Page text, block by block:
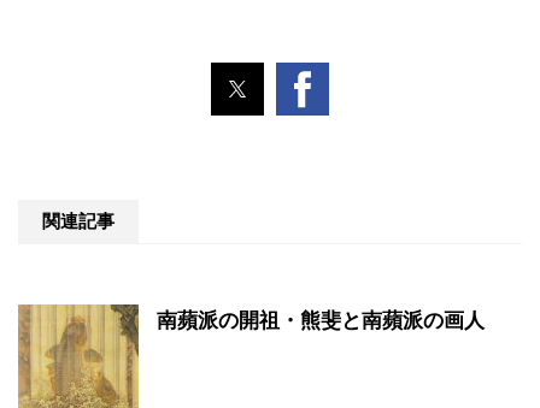
関連記事
南蘋派の開祖・熊斐と南蘋派の画人